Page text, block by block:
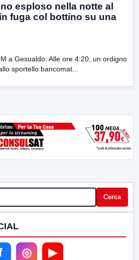
esploso nella notte al
fuga col bottino su una
a Gesualdo. Alle ore 4:20, un ordigno
sportello bancomat...
Cerca
◎ ▶